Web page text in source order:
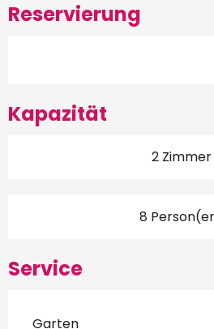
Reservierung
Kapazität
2 Zimmer
8
Service
Garten